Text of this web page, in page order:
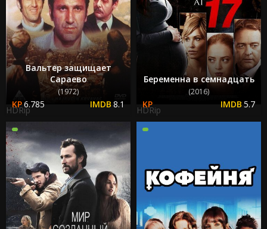
Вальтер защищает
Сараево
(1972)
6.785 8.1
HDRip
Беременна в семнадцать
(2016)
5.7
HDRip